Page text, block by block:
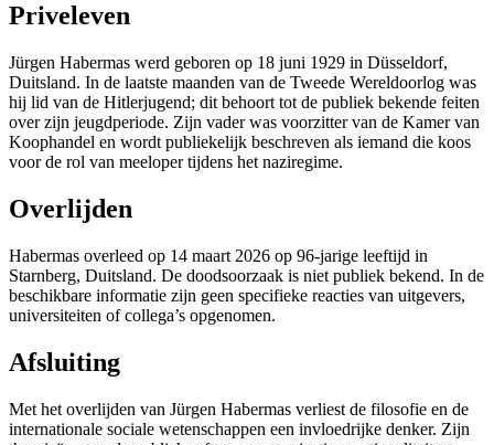
Priveleven
Jürgen Habermas werd geboren op 18 juni 1929 in Düsseldorf,
Duitsland. In de laatste maanden van de Tweede Wereldoorlog was
hij lid van de Hitlerjugend; dit behoort tot de publiek bekende feiten
over zijn jeugdperiode. Zijn vader was voorzitter van de Kamer van
Koophandel en wordt publiekelijk beschreven als iemand die koos
voor de rol van meeloper tijdens het naziregime.
Overlijden
Habermas overleed op 14 maart 2026 op 96-jarige leeftijd in
Starnberg, Duitsland. De doodsoorzaak is niet publiek bekend. In de
beschikbare informatie zijn geen specifieke reacties van uitgevers,
universiteiten of collega’s opgenomen.
Afsluiting
Met het overlijden van Jürgen Habermas verliest de filosofie en de
internationale sociale wetenschappen een invloedrijke denker. Zijn